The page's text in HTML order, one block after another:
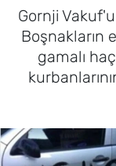
Gornji
Boşnakların
gamalı